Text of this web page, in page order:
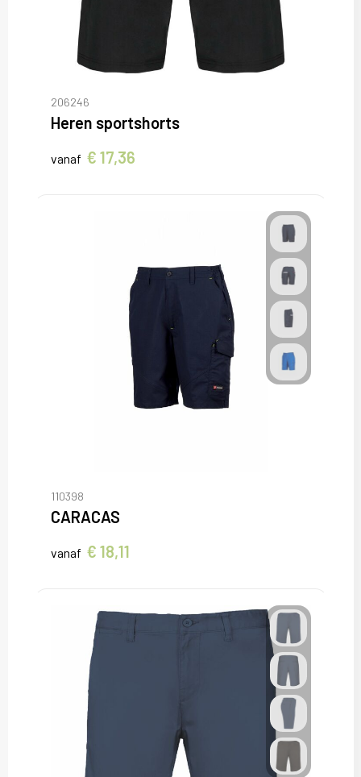
206246
Heren sportshorts
vanaf € 17,36
110398
CARACAS
vanaf € 18,11